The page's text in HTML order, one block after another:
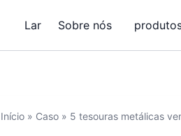
Lar Sobre nós
Início » Caso » 5 tesouras metálicas